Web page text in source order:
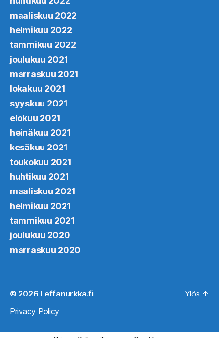
maaliskuu 2022
helmikuu 2022
tammikuu 2022
joulukuu 2021
marraskuu 2021
lokakuu 2021
syyskuu 2021
elokuu 2021
heinäkuu 2021
kesäkuu 2021
toukokuu 2021
huhtikuu 2021
maaliskuu 2021
helmikuu 2021
tammikuu 2021
joulukuu 2020
marraskuu 2020
© 2026 Leffanurkka.fi
Privacy Policy
Ylös ↑